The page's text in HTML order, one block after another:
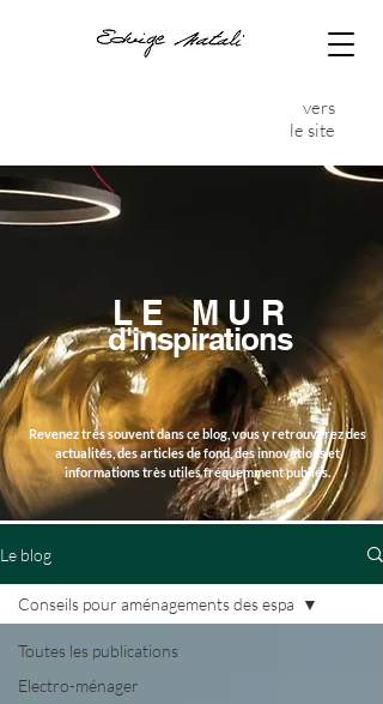
vers
le site
LE MUR
d'inspirations
Revenez très souvent dans ce blog, vous y retrouverez des
actualités, des articles de fond,des innovations et
informations très utiles fréquemment publiés.
Le blog
Toutes les publications
Electro-ménager
Conseils pour aménagements des espa